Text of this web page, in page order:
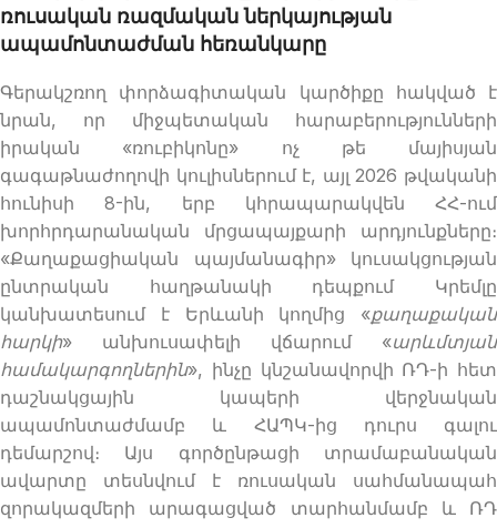
ռուսական ռազմական ներկայության
ապամոնտաժման հեռանկարը
Գերակշռող փորձագիտական կարծիքը հակված է
նրան, որ միջպետական հարաբերությունների
իրական «ռուբիկոնը» ոչ թե մայիսյան
գագաթնաժողովի կուլիսներում է, այլ 2026 թվականի
հունիսի 8-ին, երբ կհրապարակվեն ՀՀ-ում
խորհրդարանական մրցապայքարի արդյունքները։
«Քաղաքացիական պայմանագիր» կուսակցության
ընտրական հաղթանակի դեպքում Կրեմլը
կանխատեսում է Երևանի կողմից «քաղաքական
հարկի» անխուսափելի վճարում «արևմտյան
համակարգողներին», ինչը կնշանավորվի ՌԴ-ի հետ
դաշնակցային կապերի վերջնական
ապամոնտաժմամբ և ՀԱՊԿ-ից դուրս գալու
դեմարշով։ Այս գործընթացի տրամաբանական
ավարտը տեսնվում է ռուսական սահմանապահ
զորակազմերի արագացված տարհանմամբ և ՌԴ